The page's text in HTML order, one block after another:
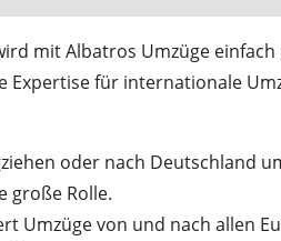
mit Albatros Umzüge
Expertise für internationale
oder nach Deutschland
große Rolle.
Umzüge von und nach allen